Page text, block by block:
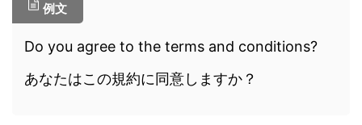
例文
Do you agree to the terms and conditions?
あなたはこの規約に同意しますか？